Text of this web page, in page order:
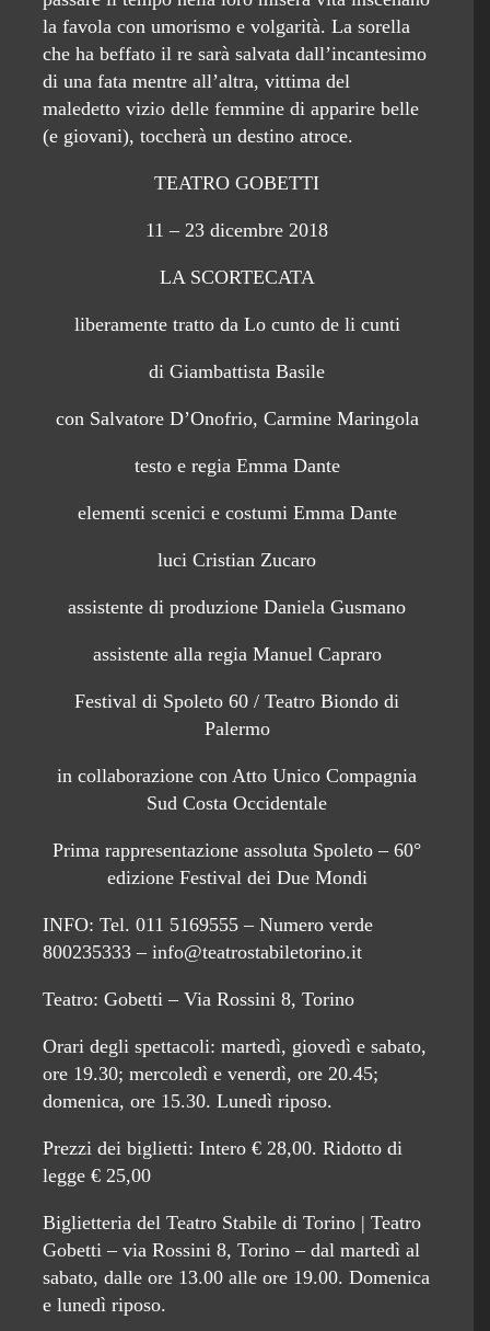
la favola con umorismo e volgarità. La sorella
che ha beffato il re sarà salvata dall’incantesimo
di una fata mentre all’altra, vittima del
maledetto vizio delle femmine di apparire belle
(e giovani), toccherà un destino atroce.
TEATRO GOBETTI
11 – 23 dicembre 2018
LA SCORTECATA
liberamente tratto da Lo cunto de li cunti
di Giambattista Basile
con Salvatore D’Onofrio, Carmine Maringola
testo e regia Emma Dante
elementi scenici e costumi Emma Dante
luci Cristian Zucaro
assistente di produzione Daniela Gusmano
assistente alla regia Manuel Capraro
Festival di Spoleto 60 / Teatro Biondo di
Palermo
in collaborazione con Atto Unico Compagnia
Sud Costa Occidentale
Prima rappresentazione assoluta Spoleto – 60°
edizione Festival dei Due Mondi
INFO: Tel. 011 5169555 – Numero verde
800235333 – info@teatrostabiletorino.it
Teatro: Gobetti – Via Rossini 8, Torino
Orari degli spettacoli: martedì, giovedì e sabato,
ore 19.30; mercoledì e venerdì, ore 20.45;
domenica, ore 15.30. Lunedì riposo.
Prezzi dei biglietti: Intero € 28,00. Ridotto di
legge € 25,00
Biglietteria del Teatro Stabile di Torino | Teatro
Gobetti – via Rossini 8, Torino – dal martedì al
sabato, dalle ore 13.00 alle ore 19.00. Domenica
e lunedì riposo.